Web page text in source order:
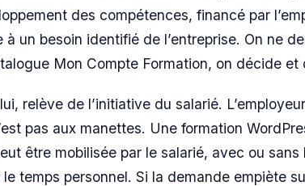
des compétences, financé par
à un besoin identifié de l’entreprise. On ne
Mon Compte Formation, on décide et
relève de l’initiative du salarié.
pas aux manettes. Une formation
être mobilisée par le salarié, avec ou sans
le temps personnel. Si la demande empiète